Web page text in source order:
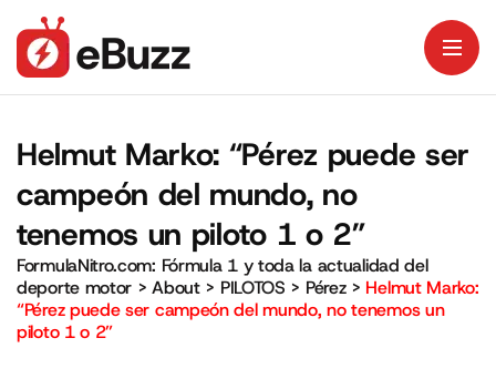
Helmut Marko: “Pérez puede ser
campeón del mundo, no
tenemos un piloto 1 o 2”
FormulaNitro.com: Fórmula 1 y toda la actualidad del
deporte motor >About> PILOTOS > Pérez> Helmut Marko:
“Pérez puede ser campeón del mundo, no tenemos un
piloto 1 o 2”